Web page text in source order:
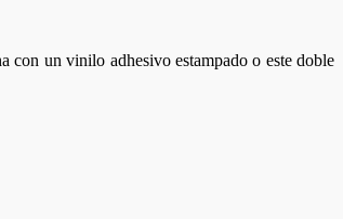
con un vinilo adhesivo estampado o este doble